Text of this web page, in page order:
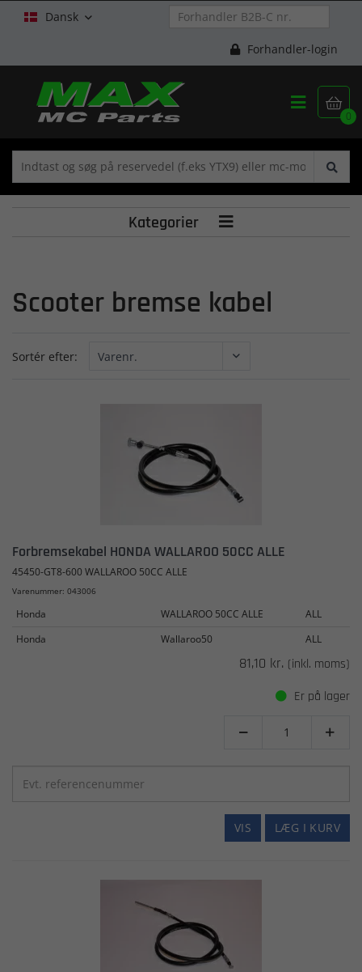
Dansk 
Forhandler-login

0

Kategorier 
Scooter bremse kabel
Sortér efter:
Forbremsekabel HONDA WALLAROO 50CC ALLE
45450-GT8-600 WALLAROO 50CC ALLE
Varenummer: 043006
Honda WALLAROO 50CC ALLE
ALL
Honda
Wallaroo50 ALL
81,10 kr. (inkl. moms)
Er på lager
 
LÆG I KURV
VIS